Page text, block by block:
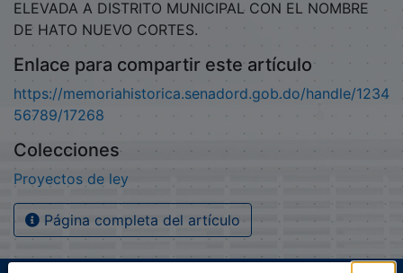
ELEVADA A DISTRITO MUNICIPAL CON EL NOMBRE
DE HATO NUEVO CORTES.
Enlace para compartir este artículo
https://memoriahistorica.senadord.gob.do/handle/1234
56789/17268
Colecciones
Proyectos de ley
Página completa del artículo